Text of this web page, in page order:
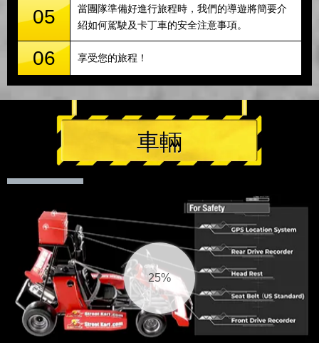
05
當團隊準備好進行旅程時，我們的導遊將簡要介
紹如何駕駛及卡丁車的安全注意事項。
06 享受您的旅程！
車輛
26%